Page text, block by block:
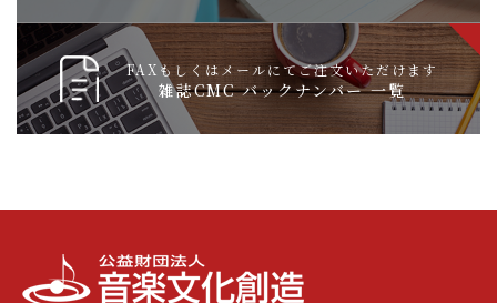
FAXもしくはメールにてご注文いただけます
雑誌CMC バックナンバー 一覧